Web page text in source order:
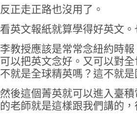
反正走正路也沒用了。
看英文報紙就算學得好英文
李教授應該是常常念紐約時
可以把英文念好。又可以對
不就是全球精英嗎？這不就
然後這個菁英就可以進入臺
的老師就是這樣跟我們講的